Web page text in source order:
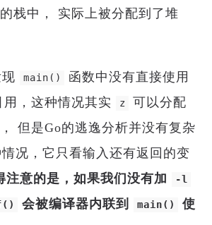
的栈中， 实际上被分配到了堆
main() 函数中没有直接使用
用，这种情况其实 z
可以分配
但是Go的逃逸分析并没有复杂
况，它只看输入还有返回的变
注意的是，如果我们没有加 -l
会被编译器内联到 main()
使